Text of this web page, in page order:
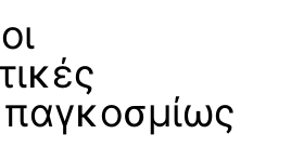
παγκοσμίως